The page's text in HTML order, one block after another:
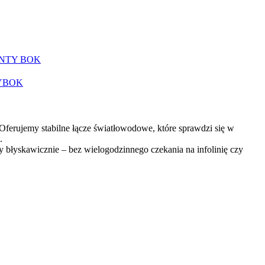
BOK
BOK
stabilne łącze światłowodowe, które sprawdzi się w
– bez wielogodzinnego czekania na infolinię czy